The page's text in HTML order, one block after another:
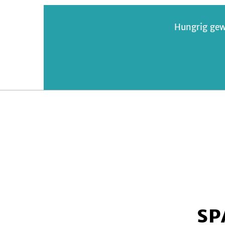
Hungrig